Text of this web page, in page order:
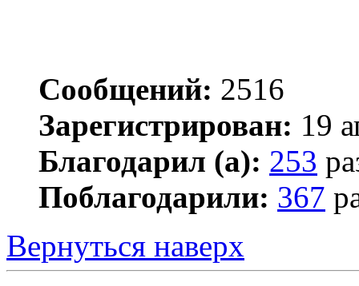
Сообщений: 2516
Зарегистрирован: 19
Благодарил (а): 253
Поблагодарили: 367
Вернуться наверх